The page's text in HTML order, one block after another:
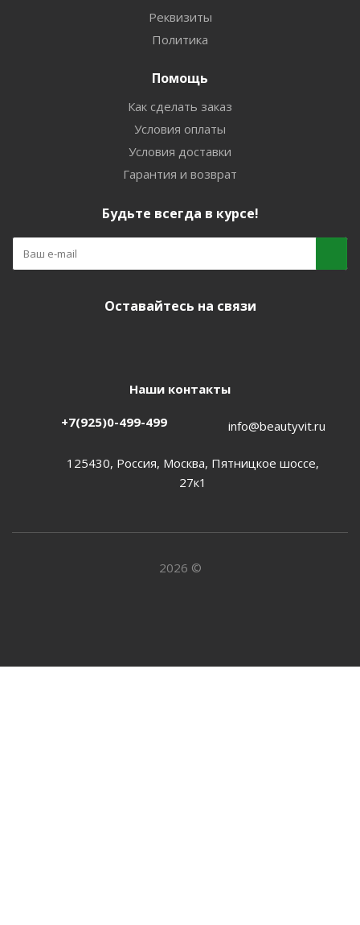
Реквизиты
Политика
Помощь
Как сделать заказ
Условия оплаты
Условия доставки
Гарантия и возврат
Будьте всегда в курсе!
Оставайтесь на связи
Наши контакты
+7(925)0-499-499 info@beautyvit.ru
125430, Россия, Москва, Пятницкое шоссе,
27к1
2026 ©